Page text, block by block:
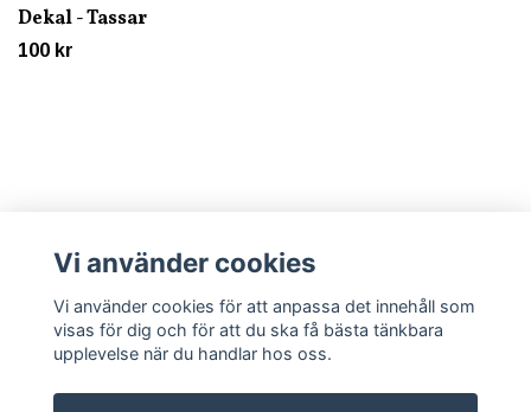
Dekal - Tassar
100 kr
Läs mer
Vi använder cookies
Vi använder cookies för att anpassa det innehåll som
visas för dig och för att du ska få bästa tänkbara
upplevelse när du handlar hos oss.